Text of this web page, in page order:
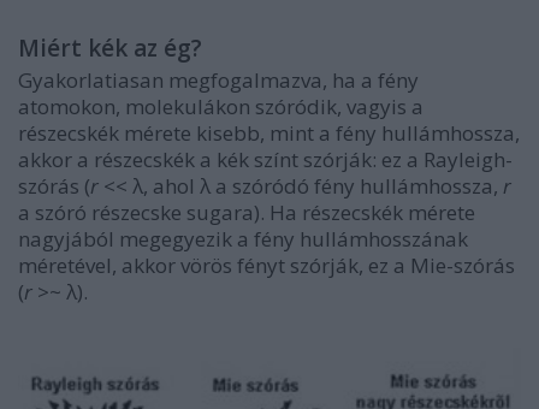
Miért kék az ég?
Gyakorlatiasan megfogalmazva, ha a fény
atomokon, molekulákon szóródik, vagyis a
részecskék mérete kisebb, mint a fény hullámhossza,
akkor a részecskék a kék színt szórják: ez a Rayleigh-
szórás (r << λ, ahol λ a szóródó fény hullámhossza, r
a szóró részecske sugara). Ha részecskék mérete
nagyjából megegyezik a fény hullámhosszának
méretével, akkor vörös fényt szórják, ez a Mie-szórás
(r >~ λ).